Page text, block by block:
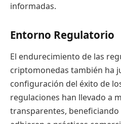
informadas.
Entorno Regulatorio
El endurecimiento de las
criptomonedas también ha
configuración del éxito de
regulaciones han llevado a
transparentes, beneficiando